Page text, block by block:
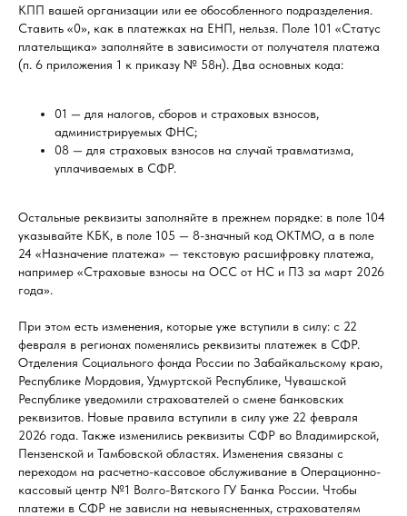
КПП вашей организации или ее обособленного подразделения.
Ставить «0», как в платежках на ЕНП, нельзя. Поле 101 «Статус
плательщика» заполняйте в зависимости от получателя платежа
(п. 6 приложения 1 к приказу № 58н). Два основных кода:
01 — для налогов, сборов и страховых взносов,
администрируемых ФНС;
08 — для страховых взносов на случай травматизма,
уплачиваемых в СФР.
Остальные реквизиты заполняйте в прежнем порядке: в поле 104
указывайте КБК, в поле 105 — 8-значный код ОКТМО, а в поле
24 «Назначение платежа» — текстовую расшифровку платежа,
например «Страховые взносы на ОСС от НС и ПЗ за март 2026
года».
При этом есть изменения, которые уже вступили в силу: с 22
февраля в регионах поменялись реквизиты платежек в СФР.
Отделения Социального фонда России по Забайкальскому краю,
Республике Мордовия, Удмуртской Республике, Чувашской
Республике уведомили страхователей о смене банковских
реквизитов. Новые правила вступили в силу уже 22 февраля
2026 года. Также изменились реквизиты СФР во Владимирской,
Пензенской и Тамбовской областях. Изменения связаны с
переходом на расчетно-кассовое обслуживание в Операционно-
кассовый центр №1 Волго-Вятского ГУ Банка России. Чтобы
платежи в СФР не зависли на невыясненных, страхователям